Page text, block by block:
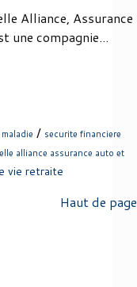
Alliance, Assurance
une compagnie...
/ securite financiere
alliance assurance auto et
vie retraite
Haut de page